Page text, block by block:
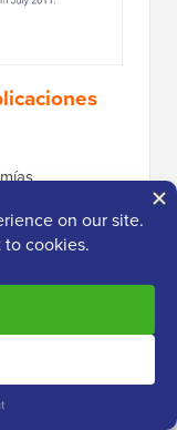
'No
publicación
a cómo